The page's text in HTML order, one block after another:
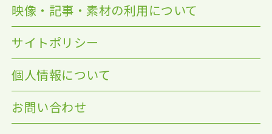
映像・記事・素材の利用について
サイトポリシー
個人情報について
お問い合わせ